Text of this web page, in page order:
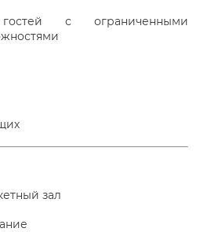
с ограниченными
зал